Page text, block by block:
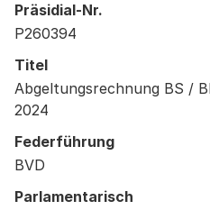
Informationen zum
Präsidial-Nr.
P260394
Titel
Abgeltungsrechnung BS /
2024
Federführung
BVD
Parlamentarisch